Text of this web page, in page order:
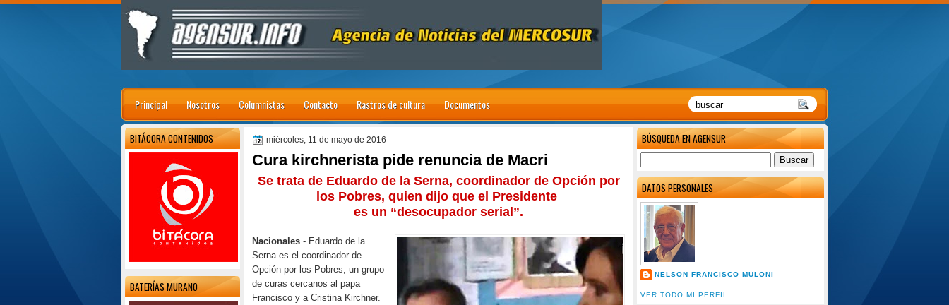
Principal Nosotros Columnistas Contacto Rastros de cultura Documentos
BÚSQUEDA EN AGENSUR
DATOS PERSONALES
NELSON FRANCISCO MULONI
VER TODO MI PERFIL
miércoles, 11 de mayo de 2016
Cura kirchnerista pide renuncia de Macri
Se trata de Eduardo de la Serna, coordinador de Opción por
los Pobres, quien dijo que el Presidente
es un “desocupador serial”.
Nacionales - Eduardo de la
Serna es el coordinador de
Opción por los Pobres, un grupo
de curas cercanos al papa
Francisco y a Cristina Kirchner.
BITÁCORA CONTENIDOS
BATERÍAS MURANO